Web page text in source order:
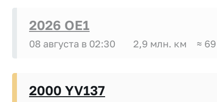
2026 OE1
08 августа в 02:30 2,9 млн. км ≈
2000 YV137